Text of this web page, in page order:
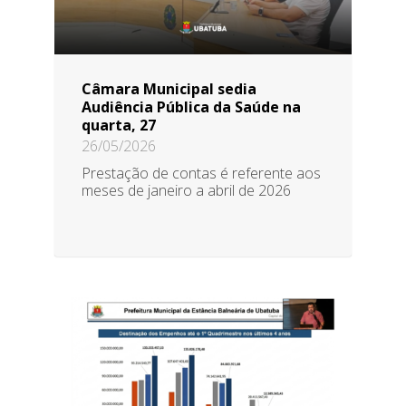
Câmara Municipal sedia
Audiência Pública da Saúde na
quarta, 27
26/05/2026
Prestação de contas é referente aos
meses de janeiro a abril de 2026